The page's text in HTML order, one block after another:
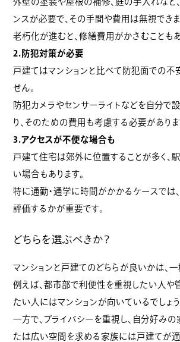
ンスが必要で、その手間や費用は無視できま
老朽化が進むと、修繕費用がかさむこともあ
2.防犯対策が必要
戸建てはマンションと比べて防犯面での不
せん。
防犯カメラやセンサーライトなどを自分で
り、そのための費用も考慮する必要がありま
3.アクセスが不便な場合も
戸建て住宅は郊外に位置することが多く、
い場合もあります。
特に通勤・通学に時間がかかるケースでは
評価するかが重要です。
どちらを選ぶべきか？
マンションと戸建てのどちらが良いかは、一
例えば、都市部で利便性を重視したい人や
たい人にはマンションが向いているでしょう
一方で、プライバシーを重視し、自分好みの
たは広い空間を求める家族には戸建てが